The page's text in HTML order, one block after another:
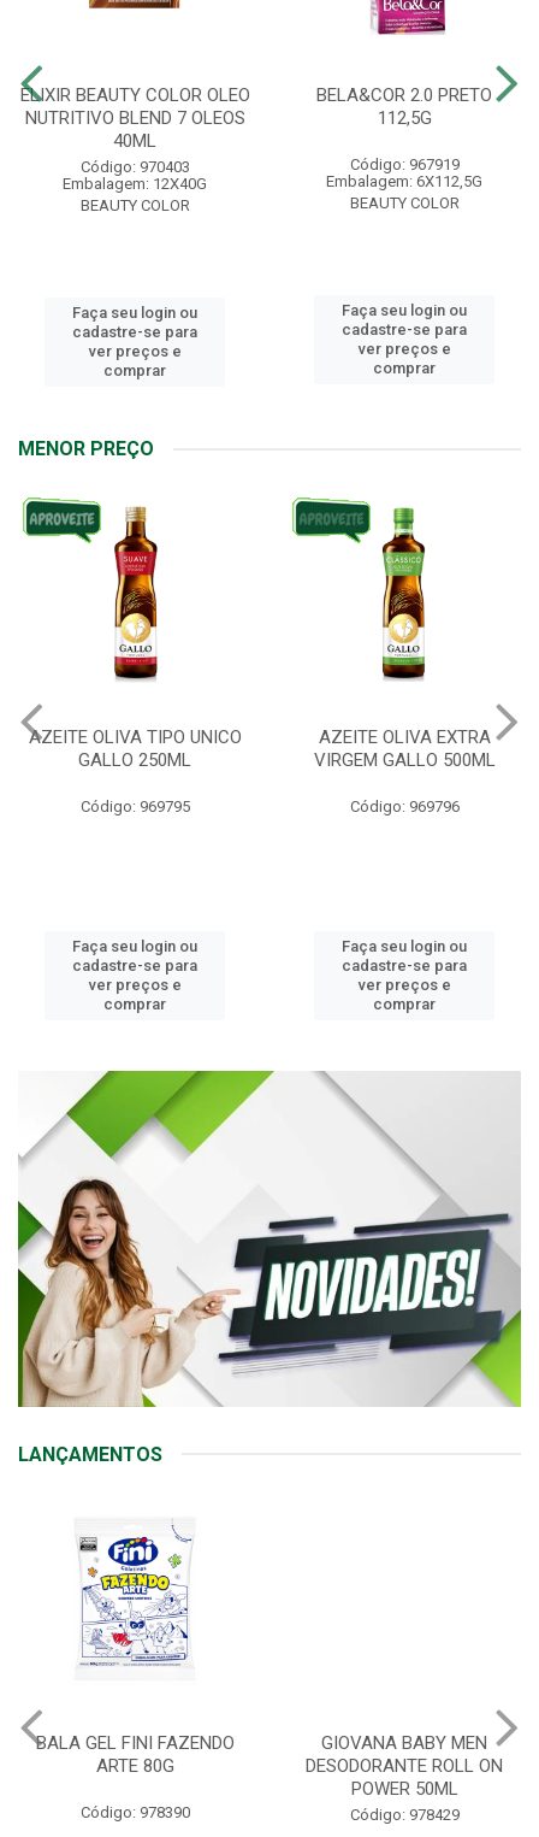
ELIXIR BEAUTY COLOR OLEO
NUTRITIVO BLEND 7 OLEOS
40ML
Código: 970403
Embalagem: 12X40G
BEAUTY COLOR
Faça seu login ou
cadastre-se para
ver preços e
comprar
BELA&COR 2.0 PRETO
112,5G
Código: 967919
Embalagem: 6X112,5G
BEAUTY COLOR
Faça seu login ou
cadastre-se para
ver preços e
comprar
MENOR PREÇO
AZEITE OLIVA TIPO UNICO
GALLO 250ML
Código: 969795
Faça seu login ou
cadastre-se para
ver preços e
comprar
AZEITE OLIVA EXTRA
VIRGEM GALLO 500ML
Código: 969796
Faça seu login ou
cadastre-se para
ver preços e
comprar
LANÇAMENTOS
BALA GEL FINI FAZENDO
ARTE 80G
Código: 978390
GIOVANA BABY MEN
DESODORANTE ROLL ON
POWER 50ML
Código: 978429